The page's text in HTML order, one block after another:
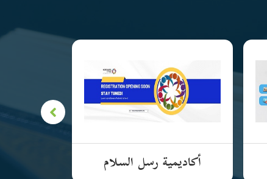
أكاديمية رسل السلام